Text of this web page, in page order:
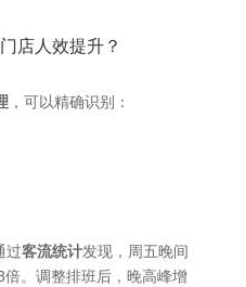
店人效提升？
，可以精确识别：
过客流统计发现，周五晚间
。调整排班后，晚高峰增